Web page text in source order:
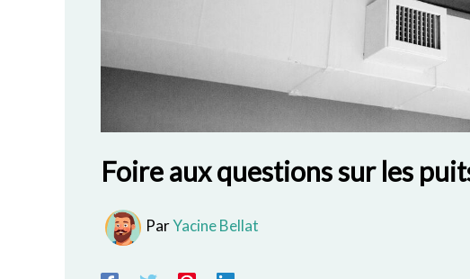
Foire aux questions sur les
ParYacine Bellat